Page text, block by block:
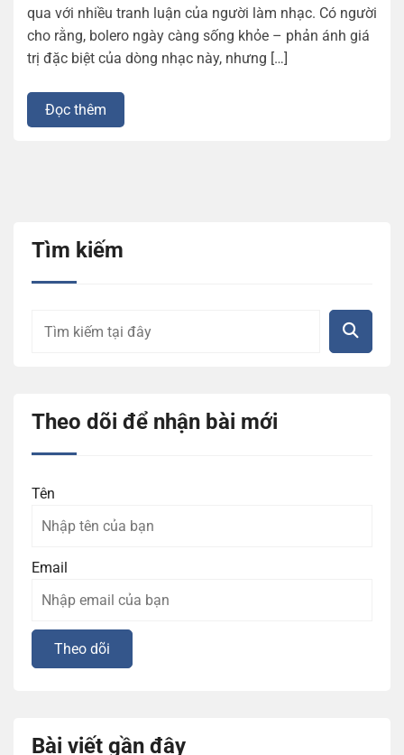
qua với nhiều tranh luận của người làm nhạc. Có người
cho rằng, bolero ngày càng sống khỏe – phản ánh giá
trị đặc biệt của dòng nhạc này, nhưng […]
Đọc thêm
Tìm kiếm
Theo dõi để nhận bài mới
Tên
Email
Bài viết gần đây